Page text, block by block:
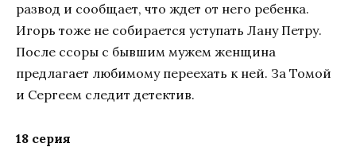
развод и сообщает, что ждет от него ребенка.
Игорь тоже не собирается уступать Лану Петру.
После ссоры с бывшим мужем женщина
предлагает любимому переехать к ней. За Томой
и Сергеем следит детектив.
18 серия